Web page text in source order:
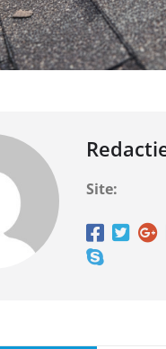
Site: